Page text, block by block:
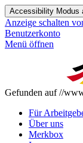
Accessibility Modus
Anzeige schalten
Benutzerkonto
Menü öffnen
Gefunden auf //
Für
Über uns
Merkbox